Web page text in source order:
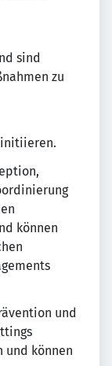
sind
zu
initiieren.
können
und
und können